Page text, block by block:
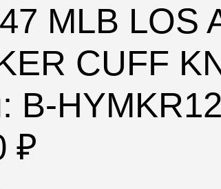
MLB LOS
CUFF
B-
₽